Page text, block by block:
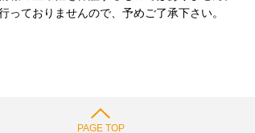
ておりませんので、予めご了承下さい。
PAGE TOP